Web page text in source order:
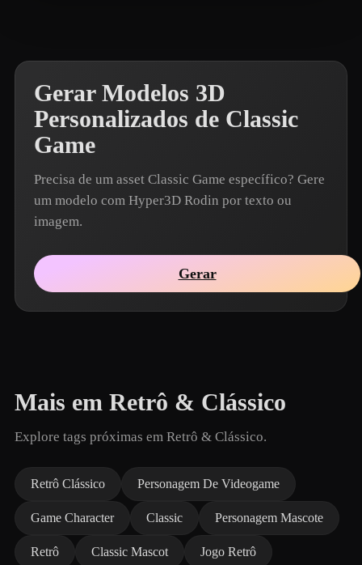
Gerar Modelos 3D
Personalizados de Classic
Game
Precisa de um asset Classic Game específico? Gere
um modelo com Hyper3D Rodin por texto ou
imagem.
Gerar
Mais em Retrô & Clássico
Explore tags próximas em Retrô & Clássico.
Retrô Clássico Personagem De Videogame
Game Character Classic Personagem Mascote
Retrô Classic Mascot Jogo Retrô